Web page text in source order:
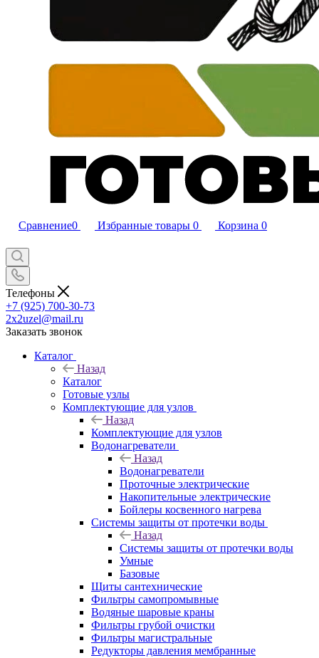
Сравнение0 Избранные товары 0 Корзина 0
Телефоны
+7 (925) 700-30-73
2x2uzel@mail.ru
Заказать звонок
Каталог
Назад
Каталог
Готовые узлы
Комплектующие для узлов
Назад
Комплектующие для узлов
Водонагреватели
Назад
Водонагреватели
Проточные электрические
Накопительные электрические
Бойлеры косвенного нагрева
Системы защиты от протечки воды
Назад
Системы защиты от протечки воды
Умные
Базовые
Щиты сантехнические
Фильтры самопромывные
Водяные шаровые краны
Фильтры грубой очистки
Фильтры магистральные
Редукторы давления мембранные